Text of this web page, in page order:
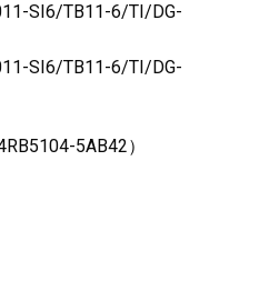
SI6/TB11-6/TI/DG-
SI6/TB11-6/TI/DG-
5AB42）